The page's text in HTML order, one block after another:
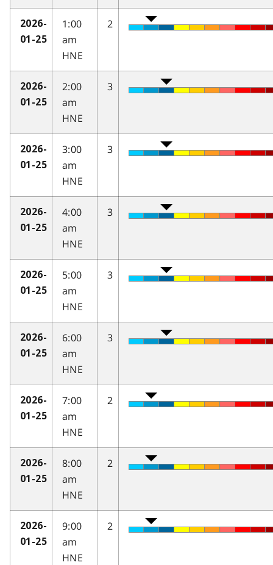
2026-
01-25
1:00
am
HNE
2
2026-
01-25
2:00
am
HNE
3
2026-
01-25
3:00
am
HNE
3
2026-
01-25
4:00
am
HNE
3
2026-
01-25
5:00
am
HNE
3
2026-
01-25
6:00
am
HNE
3
2026-
01-25
7:00
am
HNE
2
2026-
01-25
8:00
am
HNE
2
2026-
01-25
9:00
am
HNE
2